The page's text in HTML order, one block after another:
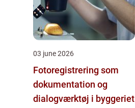
03 june 2026
Fotoregistrering som
dokumentation og
dialogværktøj i byggeriet